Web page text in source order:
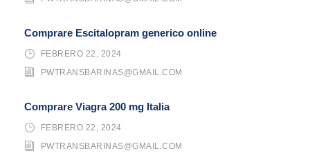
Comprare Escitalopram generico online
FEBRERO 22, 2024
PWTRANSBARINAS@GMAIL.COM
Comprare Viagra 200 mg Italia
FEBRERO 22, 2024
PWTRANSBARINAS@GMAIL.COM